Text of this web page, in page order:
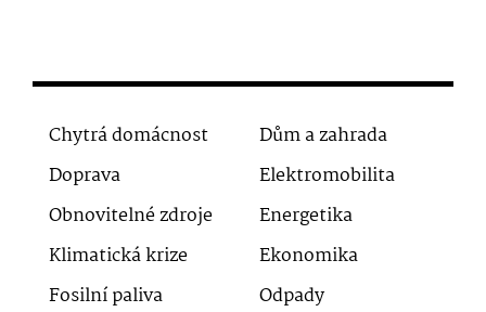
Chytrá domácnost
Dům a zahrada
Doprava
Elektromobilita
Obnovitelné zdroje
Energetika
Klimatická krize
Ekonomika
Fosilní paliva
Odpady